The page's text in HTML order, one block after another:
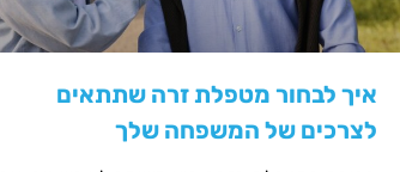
איך לבחור מטפלת זרה שתתאים
לצרכים של המשפחה שלך